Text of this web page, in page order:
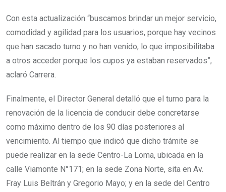
Con esta actualización “buscamos brindar un mejor servicio,
comodidad y agilidad para los usuarios, porque hay vecinos
que han sacado turno y no han venido, lo que imposibilitaba
a otros acceder porque los cupos ya estaban reservados”,
aclaró Carrera.
Finalmente, el Director General detalló que el turno para la
renovación de la licencia de conducir debe concretarse
como máximo dentro de los 90 días posteriores al
vencimiento. Al tiempo que indicó que dicho trámite se
puede realizar en la sede Centro-La Loma, ubicada en la
calle Viamonte N°171; en la sede Zona Norte, sita en Av.
Fray Luis Beltrán y Gregorio Mayo; y en la sede del Centro